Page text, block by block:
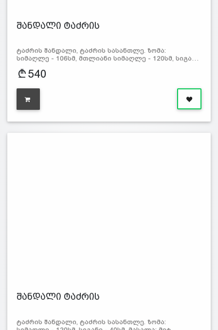
შანდალი ტაძრის
ტაძრის შანდალი, ტაძრის სასანთლე. ზომა:
სიმაღლე - 106სმ, მთლიანი სიმაღლე - 120სმ, სიგა…
540
შანდალი ტაძრის
ტაძრის შანდალი, ტაძრის სასანთლე. ზომა: